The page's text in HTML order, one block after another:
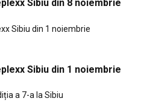
Sibiu din 8 noiembrie
Sibiu din 1 noiembrie